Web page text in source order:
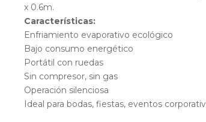
x 0.6m.
Características:
Enfriamiento evaporativo ecológico
Bajo consumo energético
Portátil con ruedas
Sin compresor, sin gas
Operación silenciosa
Ideal para bodas, fiestas, eventos